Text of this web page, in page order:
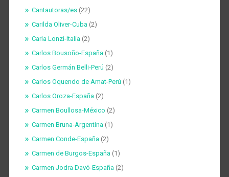
Cantautoras/es(22)
Carilda Oliver-Cuba (2)
Carla Lonzi-Italia (2)
Carlos Bousoño-España (1)
Carlos Germán Belli-Perú (2)
Carlos Oquendo de Amat-Perú (1)
Carlos Oroza-España (2)
Carmen Boullosa-México (2)
Carmen Bruna-Argentina (1)
Carmen Conde-España (2)
Carmen de Burgos-España (1)
Carmen Jodra Davó-España (2)